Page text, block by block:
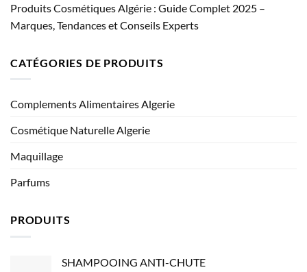
Produits Cosmétiques Algérie : Guide Complet 2025 –
Marques, Tendances et Conseils Experts
CATÉGORIES DE PRODUITS
Complements Alimentaires Algerie
Cosmétique Naturelle Algerie
Maquillage
Parfums
PRODUITS
SHAMPOOING ANTI-CHUTE